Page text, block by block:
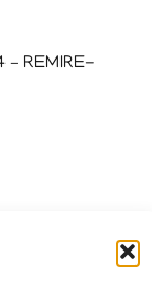
REMIRE-